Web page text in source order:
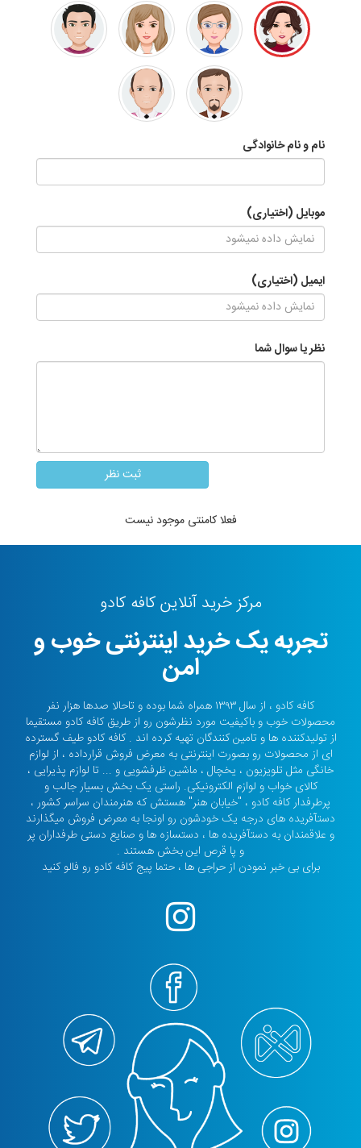
نام و نام خانوادگی
موبایل (اختیاری)
ایمیل (اختیاری)
نظر یا سوال شما
فعلا کامنتی موجود نیست
مرکز خرید آنلاین کافه کادو
تجربه یک خرید اینترنتی خوب و
امن
کافه کادو ، از سال ۱۳۹۳ همراه شما بوده و تاحالا صدها هزار نفر
محصولات خوب و باکیفیت مورد نظرشون رو از طریق کافه کادو مستقیما
از تولیدکننده ها و تامین کنندگان تهیه کرده اند . کافه کادو طیف گسترده
ای از محصولات رو بصورت اینترنتی به معرض فروش قرارداده ، از لوازم
خانگی مثل تلویزیون ، یخچال ، ماشین ظرفشویی و ... تا لوازم پذیرایی ،
کالای خواب و لوازم الکترونیکی. راستی یک بخش بسیار جالب و
پرطرفدار کافه کادو ، "خیابان هنر" هستش که هنرمندان سراسر کشور ،
دستآفریده های درجه یک خودشون رو اونجا به معرض فروش میگذارند
و علاقمندان به دستآفریده ها ، دستسازه ها و صنایع دستی طرفداران پر
و پا قرص این بخش هستند .
برای بی خبر نمودن از حراجی ها ، حتما پیج کافه کادو رو فالو کنید